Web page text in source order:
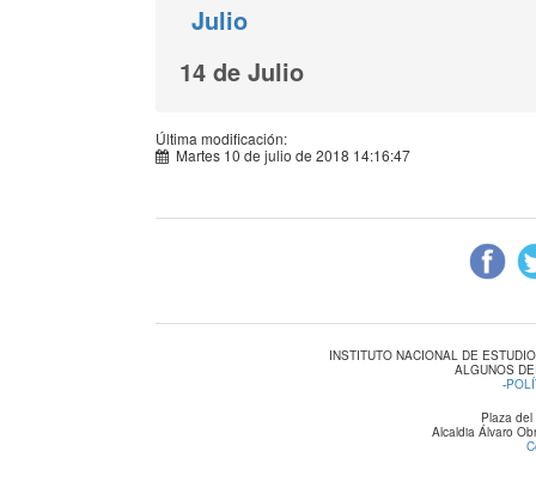
Julio
14 de Julio
Última modificación:
Martes 10 de julio de 2018 14:16:47
INSTITUTO NACIONAL DE
ALGUNOS
-
Plaza
Alcaldia Álvaro